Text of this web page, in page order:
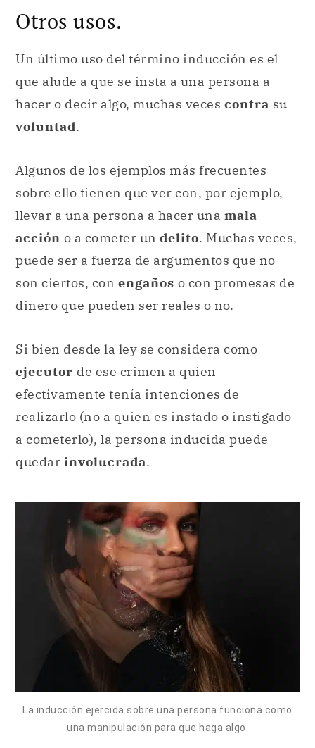
Otros usos.
Un último uso del término inducción es el
que alude a que se insta a una persona a
hacer o decir algo, muchas veces contra su
voluntad.
Algunos de los ejemplos más frecuentes
sobre ello tienen que ver con, por ejemplo,
llevar a una persona a hacer una mala
acción o a cometer un delito. Muchas veces,
puede ser a fuerza de argumentos que no
son ciertos, con engaños o con promesas de
dinero que pueden ser reales o no.
Si bien desde la ley se considera como
ejecutor de ese crimen a quien
efectivamente tenía intenciones de
realizarlo (no a quien es instado o instigado
a cometerlo), la persona inducida puede
quedar involucrada.
La inducción ejercida sobre una persona funciona como
una manipulación para que haga algo.